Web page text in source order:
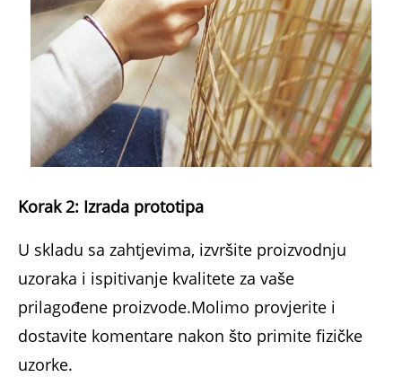
Korak 2: Izrada prototipa
U skladu sa zahtjevima, izvršite proizvodnju
uzoraka i ispitivanje kvalitete za vaše
prilagođene proizvode.Molimo provjerite i
dostavite komentare nakon što primite fizičke
uzorke.